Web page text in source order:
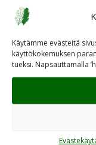
Käytämme evästeitä
käyttökokemuksen
tueksi. Napsauttamalla